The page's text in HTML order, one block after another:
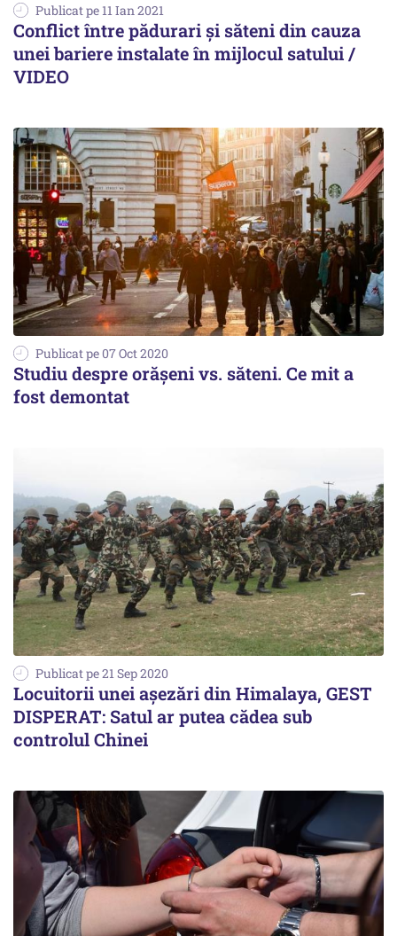
Publicat pe 11 Ian 2021
Conflict între pădurari și săteni din cauza
unei bariere instalate în mijlocul satului /
VIDEO
Publicat pe 07 Oct 2020
Studiu despre orășeni vs. săteni. Ce mit a
fost demontat
Publicat pe 21 Sep 2020
Locuitorii unei așezări din Himalaya, GEST
DISPERAT: Satul ar putea cădea sub
controlul Chinei